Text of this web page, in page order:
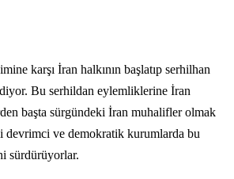
karşı İran halkının başlatıp serhilhan
Bu serhildan eylemliklerine İran
başta sürgündeki İran muhalifler olmak
devrimci ve demokratik kurumlarda bu
sürdürüyorlar.